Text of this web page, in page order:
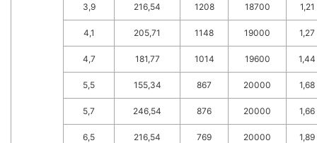
3,9 216,54 1208 18700 1,21
4,1 205,71 1148 19000 1,27
4,7 181,77 1014 19600 1,44
5,5 155,34 867 20000 1,68
5,7 246,54 876 20000 1,66
6,5 216,54 769 20000 1,89